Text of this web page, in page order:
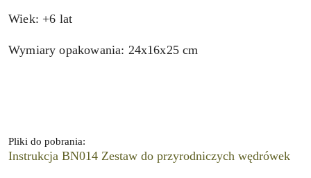
Wiek: +6 lat
Wymiary opakowania: 24x16x25 cm
Pliki do pobrania:
Instrukcja BN014 Zestaw do przyrodniczych wędrówek